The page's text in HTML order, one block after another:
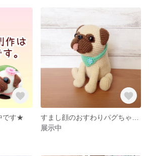
です★
展示中